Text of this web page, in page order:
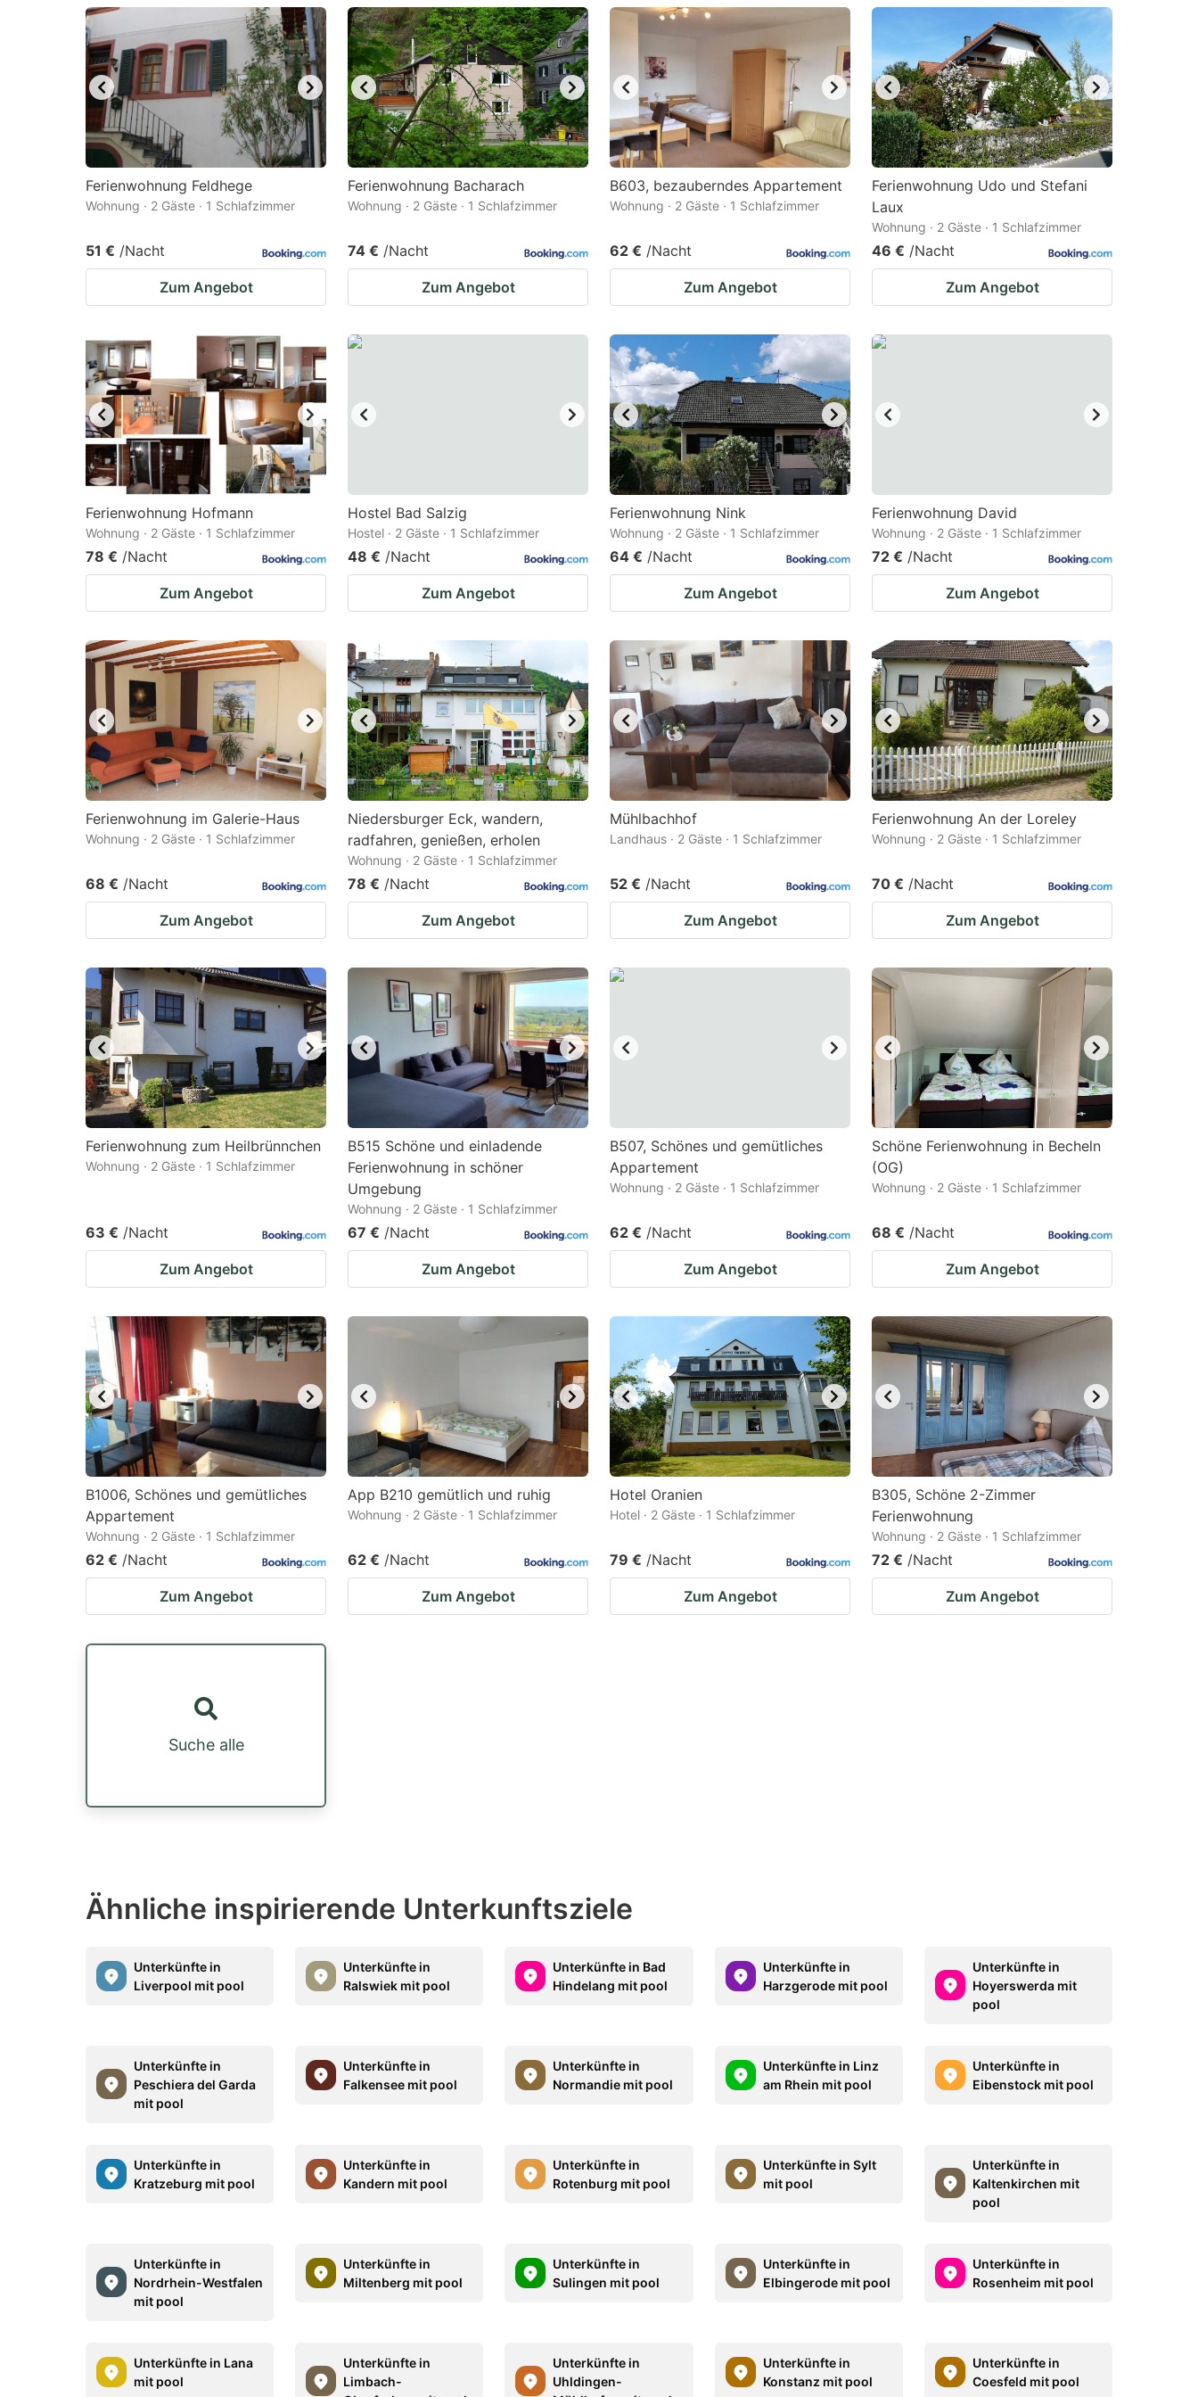
question
mark
key
to
get
the
keyboard
shortcuts
for
changing
dates.
question
mark
key
to
get
the
keyboard
shortcuts
for
changing
dates.
Ferienwohnung Feldhege
Wohnung · 2 Gäste · 1 Schlafzimmer
51 € /Nacht
Zum Angebot
Ferienwohnung Bacharach
Wohnung · 2 Gäste · 1 Schlafzimmer
74 € /Nacht
Zum Angebot
B603, bezauberndes Appartement
Wohnung · 2 Gäste · 1 Schlafzimmer
62 € /Nacht
Zum Angebot
Ferienwohnung Udo und Stefani
Laux
Wohnung · 2 Gäste · 1 Schlafzimmer
46 € /Nacht
Zum Angebot
Ferienwohnung Hofmann
Wohnung · 2 Gäste · 1 Schlafzimmer
78 € /Nacht
Zum Angebot
Hostel Bad Salzig
Hostel · 2 Gäste · 1 Schlafzimmer
48 € /Nacht
Zum Angebot
Ferienwohnung Nink
Wohnung · 2 Gäste · 1 Schlafzimmer
64 € /Nacht
Zum Angebot
Ferienwohnung David
Wohnung · 2 Gäste · 1 Schlafzimmer
72 € /Nacht
Zum Angebot
Ferienwohnung im Galerie-Haus
Wohnung · 2 Gäste · 1 Schlafzimmer
68 € /Nacht
Zum Angebot
Niedersburger Eck, wandern,
radfahren, genießen, erholen
Wohnung · 2 Gäste · 1 Schlafzimmer
78 € /Nacht
Zum Angebot
Mühlbachhof
Landhaus · 2 Gäste · 1 Schlafzimmer
52 € /Nacht
Zum Angebot
Ferienwohnung An der Loreley
Wohnung · 2 Gäste · 1 Schlafzimmer
70 € /Nacht
Zum Angebot
Ferienwohnung zum Heilbrünnchen
Wohnung · 2 Gäste · 1 Schlafzimmer
63 € /Nacht
Zum Angebot
B515 Schöne und einladende
Ferienwohnung in schöner
Umgebung
Wohnung · 2 Gäste · 1 Schlafzimmer
67 € /Nacht
Zum Angebot
B507, Schönes und gemütliches
Appartement
Wohnung · 2 Gäste · 1 Schlafzimmer
62 € /Nacht
Zum Angebot
Schöne Ferienwohnung in Becheln
(OG)
Wohnung · 2 Gäste · 1 Schlafzimmer
68 € /Nacht
Zum Angebot
B1006, Schönes und gemütliches
Appartement
Wohnung · 2 Gäste · 1 Schlafzimmer
62 € /Nacht
Zum Angebot
App B210 gemütlich und ruhig
Wohnung · 2 Gäste · 1 Schlafzimmer
62 € /Nacht
Zum Angebot
Hotel Oranien
Hotel · 2 Gäste · 1 Schlafzimmer
79 € /Nacht
Zum Angebot
B305, Schöne 2-Zimmer
Ferienwohnung
Wohnung · 2 Gäste · 1 Schlafzimmer
72 € /Nacht
Zum Angebot
Suche alle
Ähnliche inspirierende Unterkunftsziele
Unterkünfte in
Liverpool mit pool
Unterkünfte in
Ralswiek mit pool
Unterkünfte in Bad
Hindelang mit pool
Unterkünfte in
Harzgerode mit pool
Unterkünfte in
Hoyerswerda mit
pool
Unterkünfte in
Peschiera del Garda
mit pool
Unterkünfte in
Falkensee mit pool
Unterkünfte in
Normandie mit pool
Unterkünfte in Linz
am Rhein mit pool
Unterkünfte in
Eibenstock mit pool
Unterkünfte in
Kratzeburg mit pool
Unterkünfte in
Kandern mit pool
Unterkünfte in
Rotenburg mit pool
Unterkünfte in Sylt
mit pool
Unterkünfte in
Kaltenkirchen mit
pool
Unterkünfte in
Nordrhein-Westfalen
mit pool
Unterkünfte in
Miltenberg mit pool
Unterkünfte in
Sulingen mit pool
Unterkünfte in
Elbingerode mit pool
Unterkünfte in
Rosenheim mit pool
Unterkünfte in Lana
mit pool
Unterkünfte in
Limbach-
Unterkünfte in
Uhldingen-
Unterkünfte in
Konstanz mit pool
Unterkünfte in
Coesfeld mit pool